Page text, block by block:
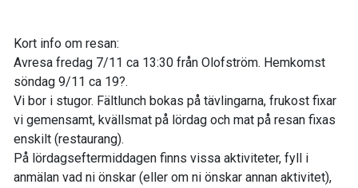
Kort info om resan:
Avresa fredag 7/11 ca 13:30 från Olofström. Hemkomst
söndag 9/11 ca 19?.
Vi bor i stugor. Fältlunch bokas på tävlingarna, frukost fixar
vi gemensamt, kvällsmat på lördag och mat på resan fixas
enskilt (restaurang).
På lördagseftermiddagen finns vissa aktiviteter, fyll i
anmälan vad ni önskar (eller om ni önskar annan aktivitet),